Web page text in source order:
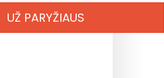
UŽ PARYŽIAUS